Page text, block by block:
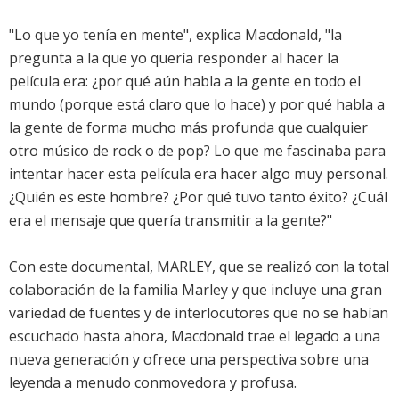
"Lo que yo tenía en mente", explica Macdonald, "la
pregunta a la que yo quería responder al hacer la
película era: ¿por qué aún habla a la gente en todo el
mundo (porque está claro que lo hace) y por qué habla a
la gente de forma mucho más profunda que cualquier
otro músico de rock o de pop? Lo que me fascinaba para
intentar hacer esta película era hacer algo muy personal.
¿Quién es este hombre? ¿Por qué tuvo tanto éxito? ¿Cuál
era el mensaje que quería transmitir a la gente?"
Con este documental, MARLEY, que se realizó con la total
colaboración de la familia Marley y que incluye una gran
variedad de fuentes y de interlocutores que no se habían
escuchado hasta ahora, Macdonald trae el legado a una
nueva generación y ofrece una perspectiva sobre una
leyenda a menudo conmovedora y profusa.